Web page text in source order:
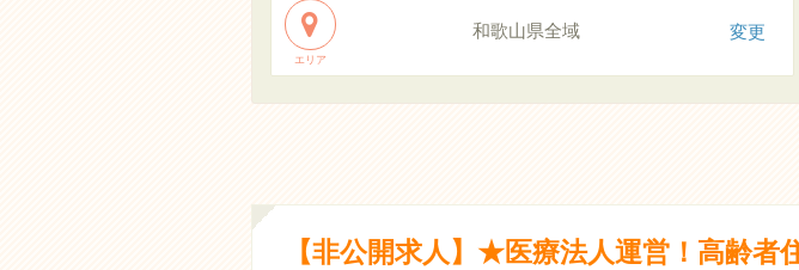
エリア
和歌山県全域 変更
【非公開求人】★医療法人運営！高齢者